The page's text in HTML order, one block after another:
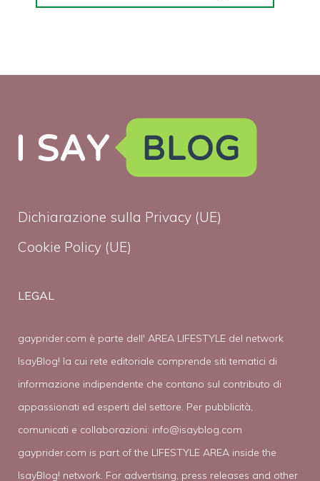
Dichiarazione sulla Privacy (UE)
Cookie Policy (UE)
LEGAL
gayprider.com è parte dell' AREA LIFESTYLE del network
IsayBlog! la cui rete editoriale comprende siti tematici di
informazione indipendente che contano sul contributo di
appassionati ed esperti del settore. Per pubblicità,
comunicati e collaborazioni: info@isayblog.com
gayprider.com is part of the LIFESTYLE AREA inside the
IsayBlog! network. For advertising, press releases and other